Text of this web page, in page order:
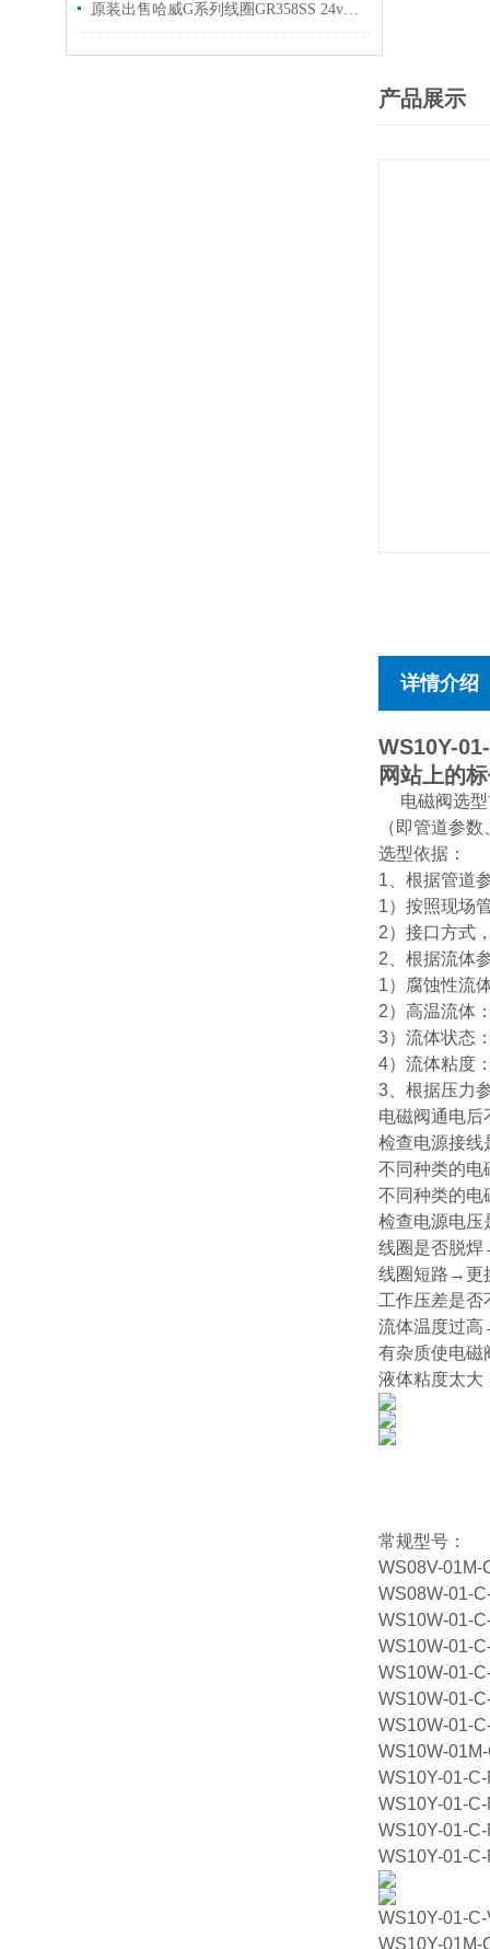
原装出售哈威G系列线圈GR358SS 24v哈维线圈925122
产品展示
详情介绍
WS10Y-
网站上的
电磁阀选
（即管道参
选型依据：
1、根据管道
1）按照现场
2）接口方式
2、根据流体
1）腐蚀性流
2）高温流体
3）流体状态
4）流体粘度
3、根据压力
电磁阀通电后
检查电源接
不同种类的电
不同种类的电
检查电源电
线圈是否脱
线圈短路→更
工作压差是
流体温度过
有杂质使电
液体粘度太
常规型号：
WS08V-01M-
WS08W-01-
WS10W-01-
WS10W-01-
WS10W-01-
WS10W-01-
WS10W-01-
WS10W-
WS10Y-01-
WS10Y-01-
WS10Y-01-
WS10Y-01-
WS10Y-01-C-
WS10Y-01M-